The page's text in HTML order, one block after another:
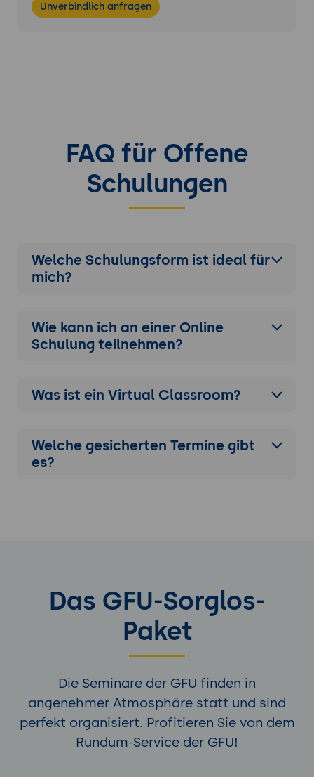
Unverbindlich anfragen
FAQ für Offene
Schulungen
Welche Schulungsform ist ideal für
mich?
Wie kann ich an einer Online
Schulung teilnehmen?
Was ist ein Virtual Classroom?
Welche gesicherten Termine gibt
es?
Das GFU-Sorglos-
Paket
Die Seminare der GFU finden in
angenehmer Atmosphäre statt und sind
perfekt organisiert. Profitieren Sie von dem
Rundum-Service der GFU!